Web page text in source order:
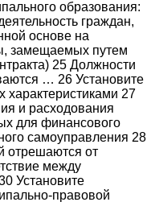
образования:
граждан,
основе на
замещаемых путем
25 Должности
… 26 Установите
характеристиками 27
и расходования
для финансового
самоуправления 28
отрешаются от
между
Установите
правовой